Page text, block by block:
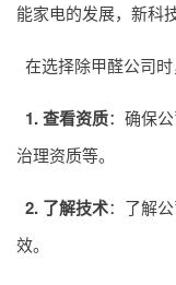
能家电的发展，新科
在选择除甲醛公司时
1. 查看资质：确保
治理资质等。
2. 了解技术：了解
效。